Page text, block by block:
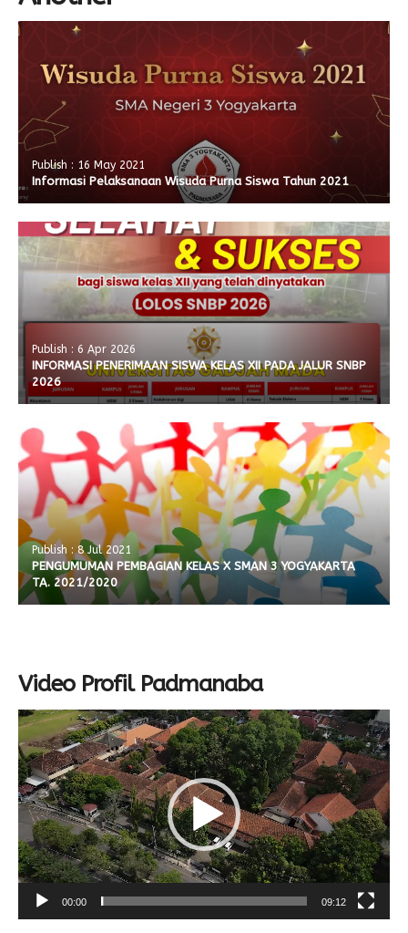
Publish : 16 May 2021
Informasi Pelaksanaan Wisuda Purna Siswa Tahun 2021
Publish : 6 Apr 2026
INFORMASI PENERIMAAN SISWA KELAS XII PADA JALUR SNBP
2026
Publish : 8 Jul 2021
PENGUMUMAN PEMBAGIAN KELAS X SMAN 3 YOGYAKARTA
TA. 2021/2020
Video Profil Padmanaba
Video
Player
00:00 09:12